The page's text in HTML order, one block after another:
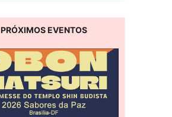
PRÓXIMOS EVENTOS